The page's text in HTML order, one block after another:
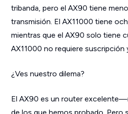
tribanda, pero el AX90 tiene
transmisión. El AX11000 tiene
mientras que el AX90 solo tiene
AX11000 no requiere suscripción
¿Ves nuestro dilema?
El AX90 es un router